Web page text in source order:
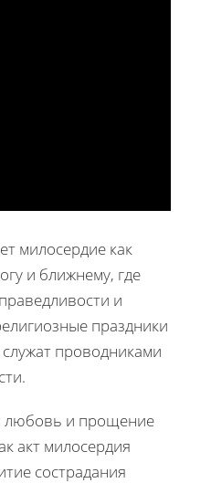
милосердие как
и ближнему, где
и
праздники
проводниками
любовь и прощение
акт милосердия
сострадания